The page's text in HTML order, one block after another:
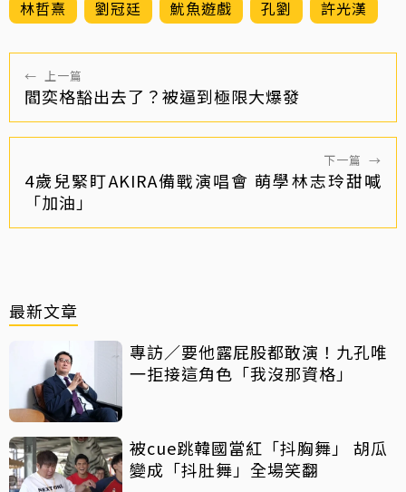
林哲熹 劉冠廷 魷魚遊戲 孔劉 許光漢
← 上一篇
閻奕格豁出去了？被逼到極限大爆發
下一篇 →
4歲兒緊盯AKIRA備戰演唱會 萌學林志玲甜喊
「加油」
最新文章
專訪／要他露屁股都敢演！九孔唯
一拒接這角色「我沒那資格」
被cue跳韓國當紅「抖胸舞」 胡瓜
變成「抖肚舞」全場笑翻